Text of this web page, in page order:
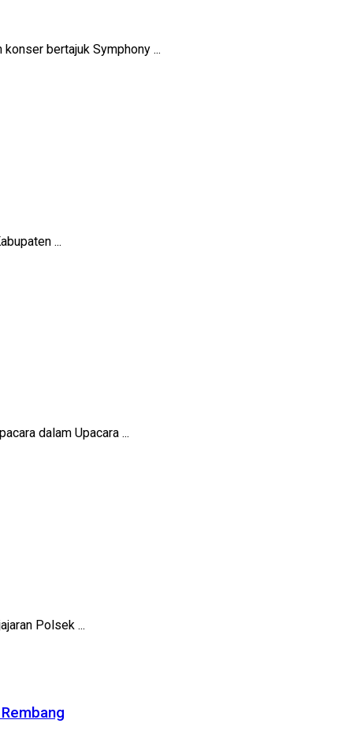
bertajuk Symphony ...
...
dalam Upacara ...
Polsek ...